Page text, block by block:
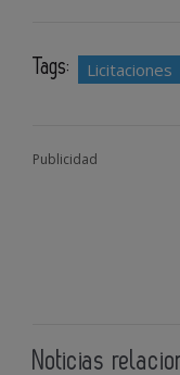
Tags: Licitaciones
Publicidad
Noticias